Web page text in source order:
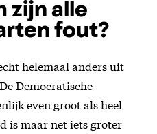
zijn alle
fout?
helemaal anders uit
Democratische
even groot als heel
is maar net iets groter